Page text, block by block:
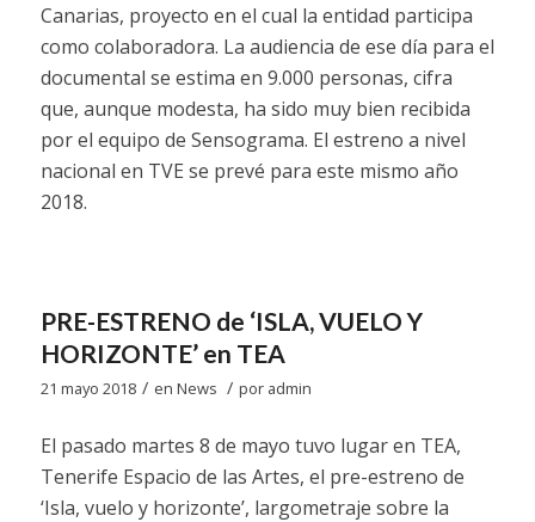
Canarias, proyecto en el cual la entidad participa
como colaboradora. La audiencia de ese día para el
documental se estima en 9.000 personas, cifra
que, aunque modesta, ha sido muy bien recibida
por el equipo de Sensograma. El estreno a nivel
nacional en TVE se prevé para este mismo año
2018.
PRE-ESTRENO de ‘ISLA, VUELO Y
HORIZONTE’ en TEA
21 mayo 2018 / en News / por admin
El pasado martes 8 de mayo tuvo lugar en TEA,
Tenerife Espacio de las Artes, el pre-estreno de
‘Isla, vuelo y horizonte’, largometraje sobre la